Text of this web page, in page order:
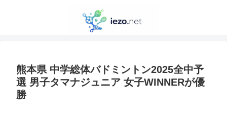
熊本県 中学総体バドミントン2025全中予
選 男子タマナジュニア 女子WINNERが優
勝